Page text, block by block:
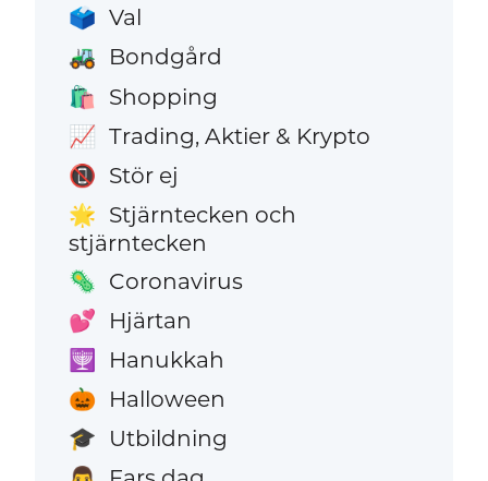
🗳️ Val
🚜 Bondgård
🛍️ Shopping
📈 Trading, Aktier & Krypto
📵 Stör ej
🌟 Stjärntecken och
stjärntecken
🦠 Coronavirus
💕 Hjärtan
🕎 Hanukkah
🎃 Halloween
🎓 Utbildning